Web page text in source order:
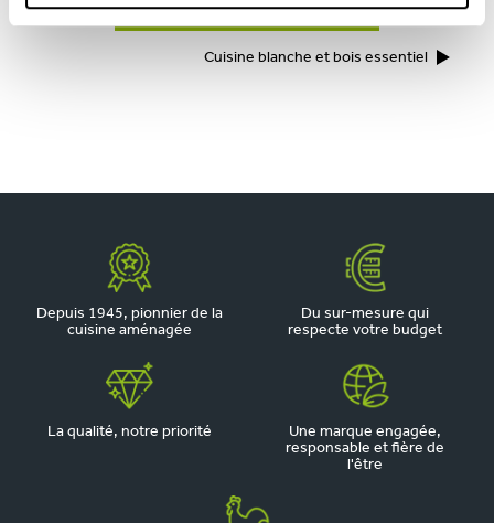
TOUTES NOS RÉALISATIONS
Cuisine blanche et bois essentiel
Depuis 1945, pionnier de la
cuisine aménagée
Du sur-mesure qui
respecte votre budget
La qualité, notre priorité
Une marque engagée,
responsable et fière de
l'être